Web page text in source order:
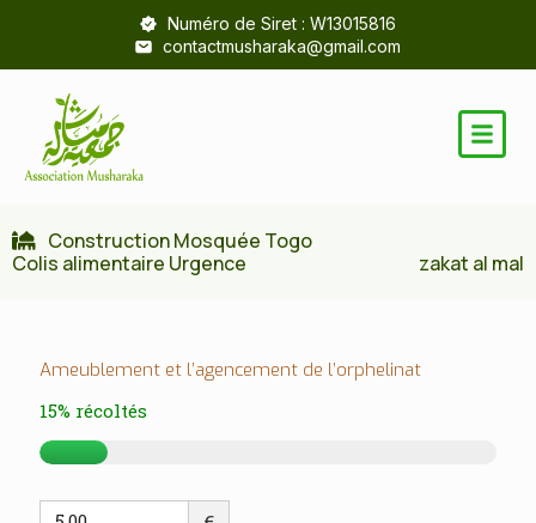
Numéro de Siret : W13015816
contactmusharaka@gmail.com
Construction Mosquée Togo
Colis alimentaire Urgence
zakat al mal
Ameublement et l’agencement de l’orphelinat
15% récoltés